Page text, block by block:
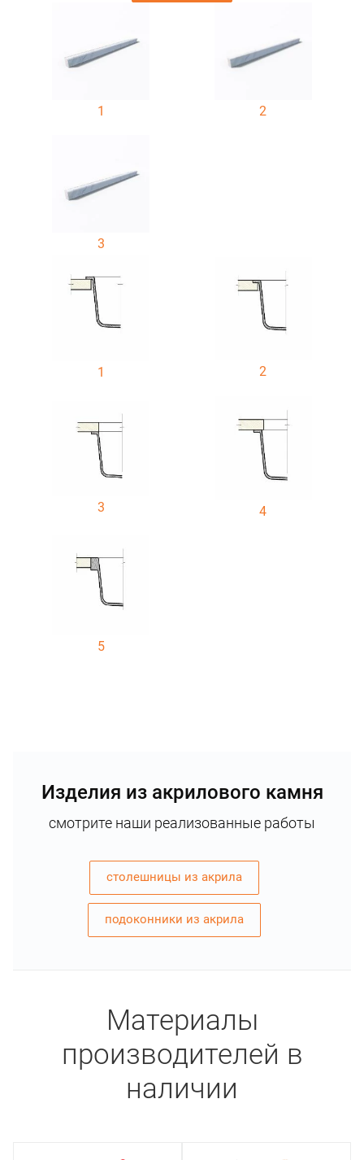
1 2
3
1 2
3 4
5
Изделия из акрилового камня
смотрите наши реализованные работы
столешницы из акрила
подоконники из акрила
Материалы
производителей в
наличии